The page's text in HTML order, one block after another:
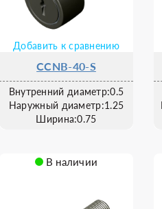
Добавить к сравнению
CCNB-40-S
Внутренний диаметр:0.5
Наружный диаметр:1.25
Ширина:0.75
В наличии